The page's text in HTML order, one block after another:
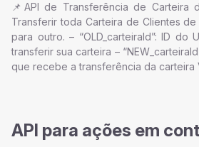
📌API de Transferência de Carteira
Transferir toda Carteira de Clientes
para outro. – “OLD_carteiraId”: ID do
transferir sua carteira –
que recebe a transferência da carteira
API para ações em